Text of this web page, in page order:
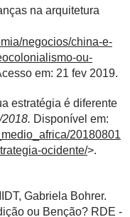
na arquitetura
negocios/china-e-
ou-
em: 21 fev 2019.
estratégia é diferente
Disponível em:
20180801
ocidente/>.
Gabriela Bohrer.
ou Benção? RDE -